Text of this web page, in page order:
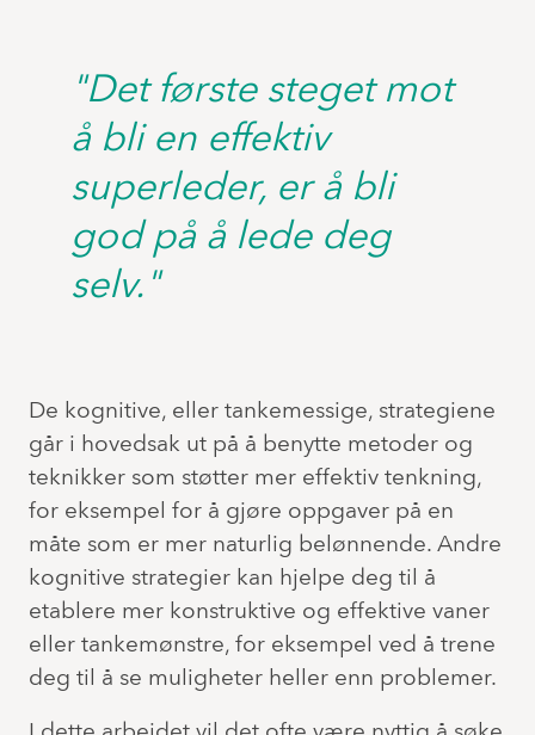
"Det første steget mot
å bli en effektiv
superleder, er å bli
god på å lede deg
selv."
De kognitive, eller tankemessige, strategiene
går i hovedsak ut på å benytte metoder og
teknikker som støtter mer effektiv tenkning,
for eksempel for å gjøre oppgaver på en
måte som er mer naturlig belønnende. Andre
kognitive strategier kan hjelpe deg til å
etablere mer konstruktive og effektive vaner
eller tankemønstre, for eksempel ved å trene
deg til å se muligheter heller enn problemer.